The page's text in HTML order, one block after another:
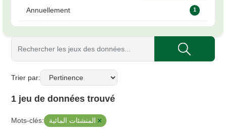
Annuellement 1
Trier par
1 jeu de données trouvé
Mots-clés: المنشئات المائية